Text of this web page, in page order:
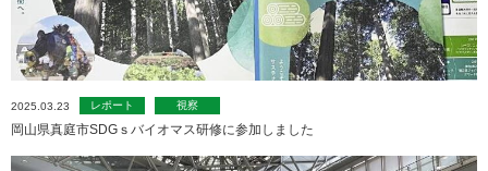
2025.03.23 レポート 視察
岡山県真庭市SDGｓバイオマス研修に参加しました